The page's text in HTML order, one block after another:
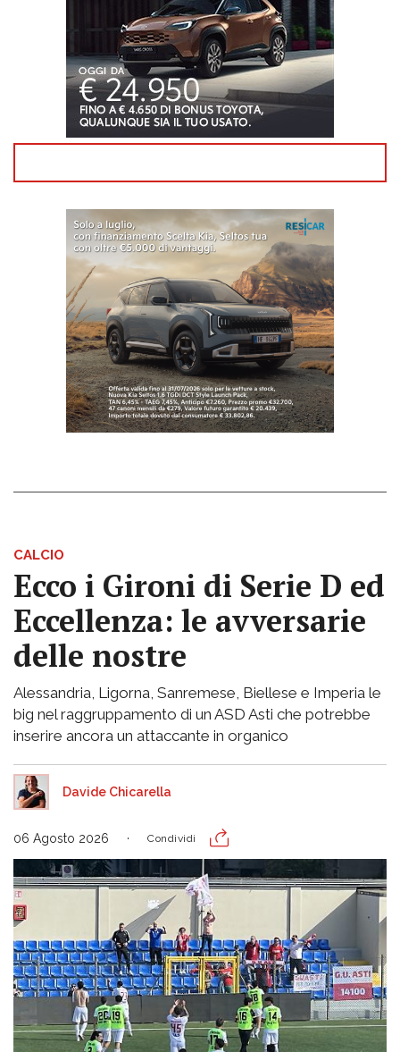
CALCIO
Ecco i Gironi di Serie D ed
Eccellenza: le avversarie
delle nostre
Alessandria, Ligorna, Sanremese, Biellese e Imperia le
big nel raggruppamento di un ASD Asti che potrebbe
inserire ancora un attaccante in organico
Davide Chicarella
06 Agosto 2026 Condividi